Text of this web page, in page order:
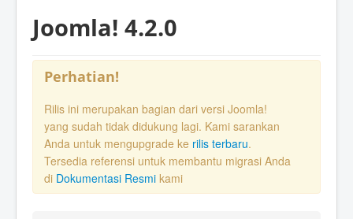
Joomla! 4.2.0
Perhatian!
Rilis ini merupakan bagian dari versi Joomla!
yang sudah tidak didukung lagi. Kami sarankan
Anda untuk mengupgrade ke rilis terbaru.
Tersedia referensi untuk membantu migrasi Anda
di Dokumentasi Resmi kami